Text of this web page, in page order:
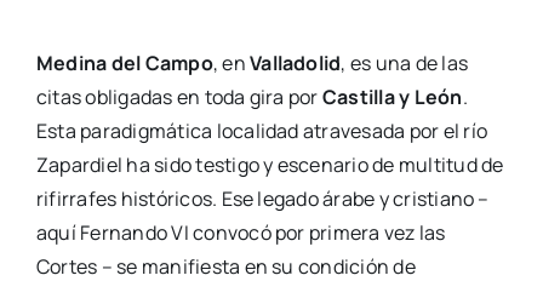
Medina del Campo, enValladolid, es una de las
citas obligadas en toda gira porCastilla y León.
Esta paradigmática localidad atravesada por el río
Zapardiel ha sido testigo y escenario de multitud de
rifirrafes históricos. Ese legado árabe y cristiano –
aquí Fernando VI convocó por primera vez las
Cortes – se manifiesta en su condición de